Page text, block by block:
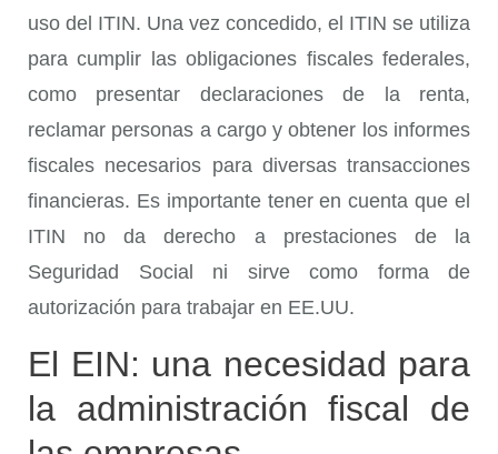
uso del ITIN. Una vez concedido, el ITIN se utiliza
para cumplir las obligaciones fiscales federales,
como presentar declaraciones de la renta,
reclamar personas a cargo y obtener los informes
fiscales necesarios para diversas transacciones
financieras. Es importante tener en cuenta que el
ITIN no da derecho a prestaciones de la
Seguridad Social ni sirve como forma de
autorización para trabajar en EE.UU.
El EIN: una necesidad para
la administración fiscal de